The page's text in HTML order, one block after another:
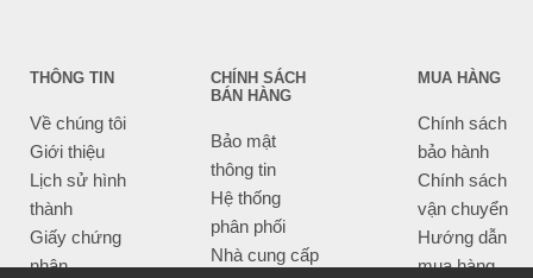
THÔNG TIN
Về chúng tôi
Giới thiệu
Lịch sử hình
thành
Giấy chứng
nhận
CHÍNH SÁCH
BÁN HÀNG
Bảo mật
thông tin
Hệ thống
phân phối
Nhà cung cấp
MUA HÀNG
Chính sách
bảo hành
Chính sách
vận chuyển
Hướng dẫn
mua hàng